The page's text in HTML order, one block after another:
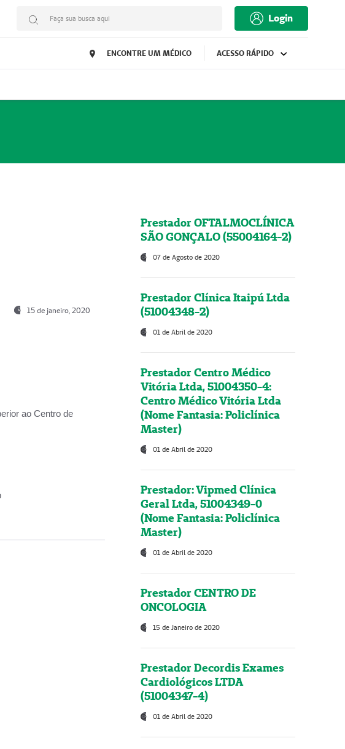
Faça sua busca aqui Login
ENCONTRE UM MÉDICO ACESSO RÁPIDO
15 de janeiro, 2020
ao Centro de
Prestador OFTALMOCLÍNICA
SÃO GONÇALO (55004164-2)
07 de Agosto de 2020
Prestador Clínica Itaipú Ltda
(51004348-2)
01 de Abril de 2020
Prestador Centro Médico
Vitória Ltda, 51004350-4:
Centro Médico Vitória Ltda
(Nome Fantasia: Policlínica
Master)
01 de Abril de 2020
Prestador: Vipmed Clínica
Geral Ltda, 51004349-0
(Nome Fantasia: Policlínica
Master)
01 de Abril de 2020
Prestador CENTRO DE
ONCOLOGIA
15 de Janeiro de 2020
Prestador Decordis Exames
Cardiológicos LTDA
(51004347-4)
01 de Abril de 2020